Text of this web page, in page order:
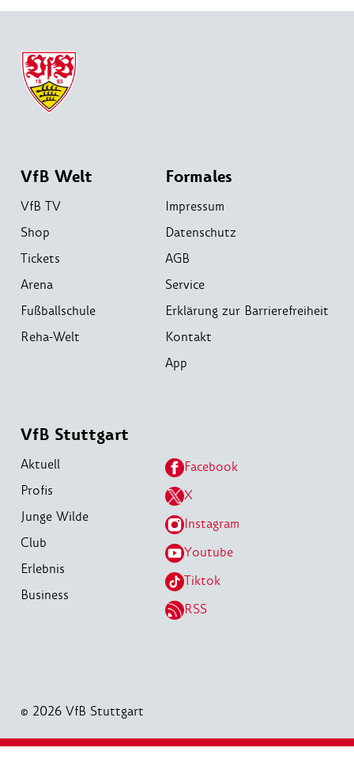
VfB Welt
VfB TV
Shop
Tickets
Arena
Fußballschule
Reha-Welt
Formales
Impressum
Datenschutz
AGB
Service
Erklärung zur Barrierefreiheit
Kontakt
App
VfB Stuttgart
Aktuell
Profis
Junge Wilde
Club
Erlebnis
Business
Facebook
X
Instagram
Youtube
Tiktok
RSS
© 2026 VfB Stuttgart